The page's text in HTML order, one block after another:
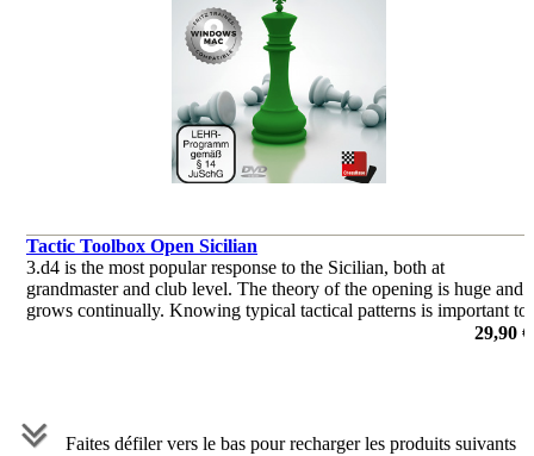
Tactic Toolbox Open Sicilian
3.d4 is the most popular response to the Sicilian, both at
grandmaster and club level. The theory of the opening is huge and
grows continually. Knowing typical tactical patterns is important to
29,90 €
Faites défiler vers le bas pour recharger les produits suivants